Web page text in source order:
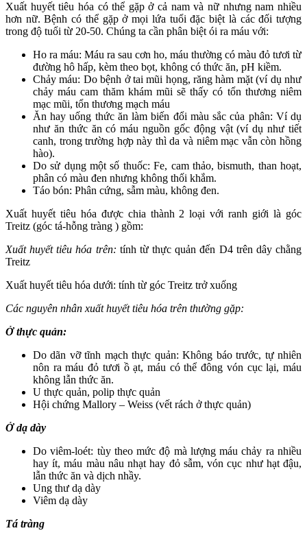
Xuất huyết tiêu hóa có thể gặp ở cả nam và nữ nhưng nam nhiều
hơn nữ. Bệnh có thể gặp ở mọi lứa tuổi đặc biệt là các đối tượng
trong độ tuổi từ 20-50. Chúng ta cần phân biệt ói ra máu với:
Ho ra máu: Máu ra sau cơn ho, máu thường có màu đỏ tươi từ
đường hô hấp, kèm theo bọt, không có thức ăn, pH kiềm.
Chảy máu: Do bệnh ở tai mũi họng, răng hàm mặt (ví dụ như
chảy máu cam thăm khám mũi sẽ thấy có tổn thương niêm
mạc mũi, tổn thương mạch máu
Ăn hay uống thức ăn làm biến đổi màu sắc của phân: Ví dụ
như ăn thức ăn có máu nguồn gốc động vật (ví dụ như tiết
canh, trong trường hợp này thì da và niêm mạc vẫn còn hồng
hào).
Do sử dụng một số thuốc: Fe, cam thảo, bismuth, than hoạt,
phân có màu đen nhưng không thối khắm.
Táo bón: Phân cứng, sẫm màu, không đen.
Xuất huyết tiêu hóa được chia thành 2 loại với ranh giới là góc
Treitz (góc tá-hỗng tràng ) gồm:
Xuất huyết tiêu hóa trên: tính từ thực quản đến D4 trên dây chằng
Treitz
Xuất huyết tiêu hóa dưới: tính từ góc Treitz trở xuống
Các nguyên nhân xuất huyết tiêu hóa trên thường gặp:
Ở thực quản:
Do dãn vỡ tĩnh mạch thực quản: Không báo trước, tự nhiên
nôn ra máu đỏ tươi ồ ạt, máu có thể đông vón cục lại, máu
không lẫn thức ăn.
U thực quản, polip thực quản
Hội chứng Mallory – Weiss (vết rách ở thực quản)
Ởdạ dày
Do viêm-loét: tùy theo mức độ mà lượng máu chảy ra nhiều
hay ít, máu màu nâu nhạt hay đỏ sẫm, vón cục như hạt đậu,
lẫn thức ăn và dịch nhầy.
Ung thư dạ dày
Viêm dạ dày
Tá tràng